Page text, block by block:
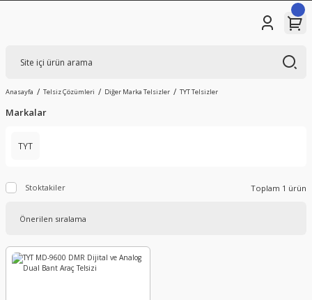
Anasayfa Telsiz Çözümleri Diğer Marka Telsizler TYT Telsizler
Markalar
TYT
Stoktakiler Toplam 1 ürün